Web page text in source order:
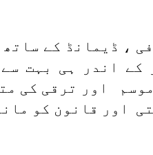
، ڈیمانڈ کے
اندر ہی بہت
اور ترقی کی
اور قانون کو